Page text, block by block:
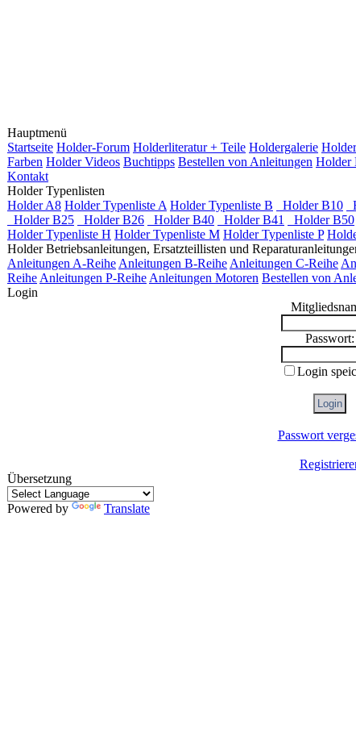
Hauptmenü
Startseite Holder-Forum Holderliteratur + Teile Holdergalerie
Farben Holder Videos Buchtipps Bestellen von Anleitungen Holder
Kontakt
Holder Typenlisten
Holder A8 Holder Typenliste A Holder Typenliste B Holder B10
Holder B25
Holder B26 Holder B40 Holder B41 Holder B50
Holder Typenliste H Holder Typenliste M Holder Typenliste P
Holder Betriebsanleitungen, Ersatzteillisten und
Anleitungen A-Reihe Anleitungen B-Reihe Anleitungen C-Reihe
Reihe Anleitungen P-Reihe Anleitungen Motoren Bestellen von
Login
Passwort:
Login
Passwort
Übersetzung
Powered by Translate